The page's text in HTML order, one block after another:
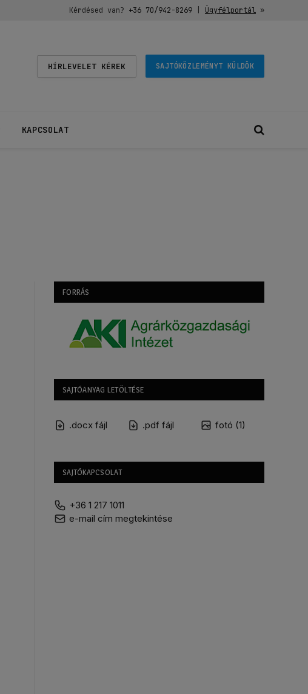
Kérdésed van? +36 70/942-8269| Ügyfélportál»
HÍRLEVELET KÉREK SAJTÓKÖZLEMÉNYT KÜLDÖK
KAPCSOLAT
FORRÁS
SAJTÓANYAG LETÖLTÉSE
.docx fájl .pdf fájl fotó (1)
SAJTÓKAPCSOLAT
+36 1 217 1011
e-mail cím megtekintése